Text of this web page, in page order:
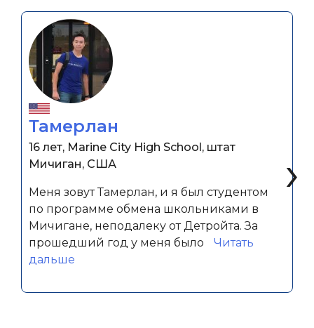
Тамерлан
16 лет, Marine City High School, штат
Мичиган, США
Меня зовут Тамерлан, и я был студентом
по программе обмена школьниками в
Мичигане, неподалеку от Детройта. За
прошедший год у меня было
Читать
дальше
›